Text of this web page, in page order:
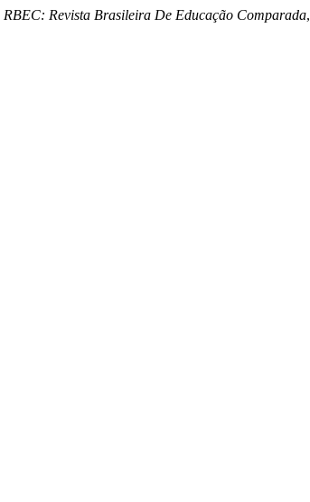
RBEC: Revista Brasileira De Educação Comparada,